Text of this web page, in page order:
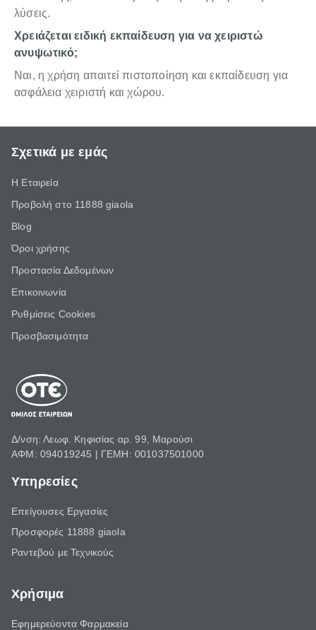
λύσεις.
Χρειάζεται ειδική εκπαίδευση για να χειριστώ
ανυψωτικό;
Ναι, η χρήση απαιτεί πιστοποίηση και εκπαίδευση για
ασφάλεια χειριστή και χώρου.
Σχετικά με εμάς
Η Εταιρεία
Προβολή στο 11888 giaola
Blog
Όροι χρήσης
Προστασία Δεδομένων
Επικοινωνία
Ρυθμίσεις Cookies
Προσβασιμότητα
Δ/νση: Λεωφ. Κηφισίας αρ. 99, Μαρούσι
ΑΦΜ: 094019245 | ΓΕΜΗ: 001037501000
Υπηρεσίες
Επείγουσες Εργασίες
Προσφορές 11888 giaola
Ραντεβού με Τεχνικούς
Χρήσιμα
Εφημερεύοντα Φαρμακεία